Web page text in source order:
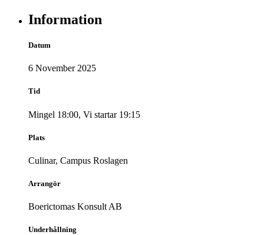
Information
Datum
6 November 2025
Tid
Mingel 18:00, Vi startar 19:15
Plats
Culinar, Campus Roslagen
Arrangör
Boerictomas Konsult AB
Underhållning